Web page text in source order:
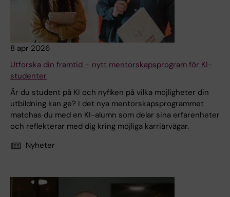
8 apr 2026
Utforska din framtid – nytt mentorskapsprogram för KI-
studenter
Är du student på KI och nyfiken på vilka möjligheter din
utbildning kan ge? I det nya mentorskapsprogrammet
matchas du med en KI-alumn som delar sina erfarenheter
och reflekterar med dig kring möjliga karriärvägar.
Nyheter